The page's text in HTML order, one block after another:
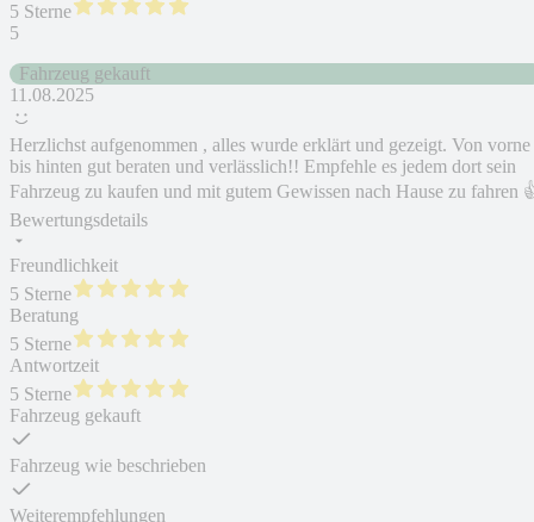
5 Sterne
5
Fahrzeug gekauft
11.08.2025
Herzlichst aufgenommen , alles wurde erklärt und gezeigt. Von vorne
bis hinten gut beraten und verlässlich!! Empfehle es jedem dort sein
Fahrzeug zu kaufen und mit gutem Gewissen nach Hause zu fahren
Bewertungsdetails
Freundlichkeit
5 Sterne
Beratung
5 Sterne
Antwortzeit
5 Sterne
Fahrzeug gekauft
Fahrzeug wie beschrieben
Weiterempfehlungen